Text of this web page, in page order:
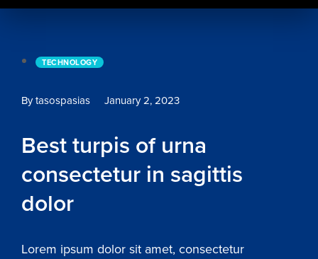
TECHNOLOGY
By tasospasias January 2, 2023
Best turpis of urna
consectetur in sagittis
dolor
Lorem ipsum dolor sit amet, consectetur